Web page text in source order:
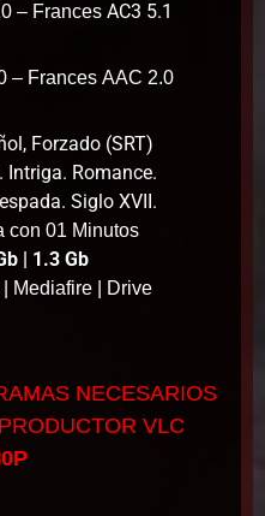
– Frances AC3 5.1
– Frances AAC 2.0
Forzado (SRT)
Intriga. Romance.
Siglo XVII.
con 01 Minutos
| 1.3 Gb
| Mediafire | Drive
NECESARIOS
VLC